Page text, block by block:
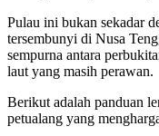
Pulau ini bukan sekadar
tersembunyi di Nusa
sempurna antara
laut yang masih perawan.
Berikut adalah panduan
petualang yang